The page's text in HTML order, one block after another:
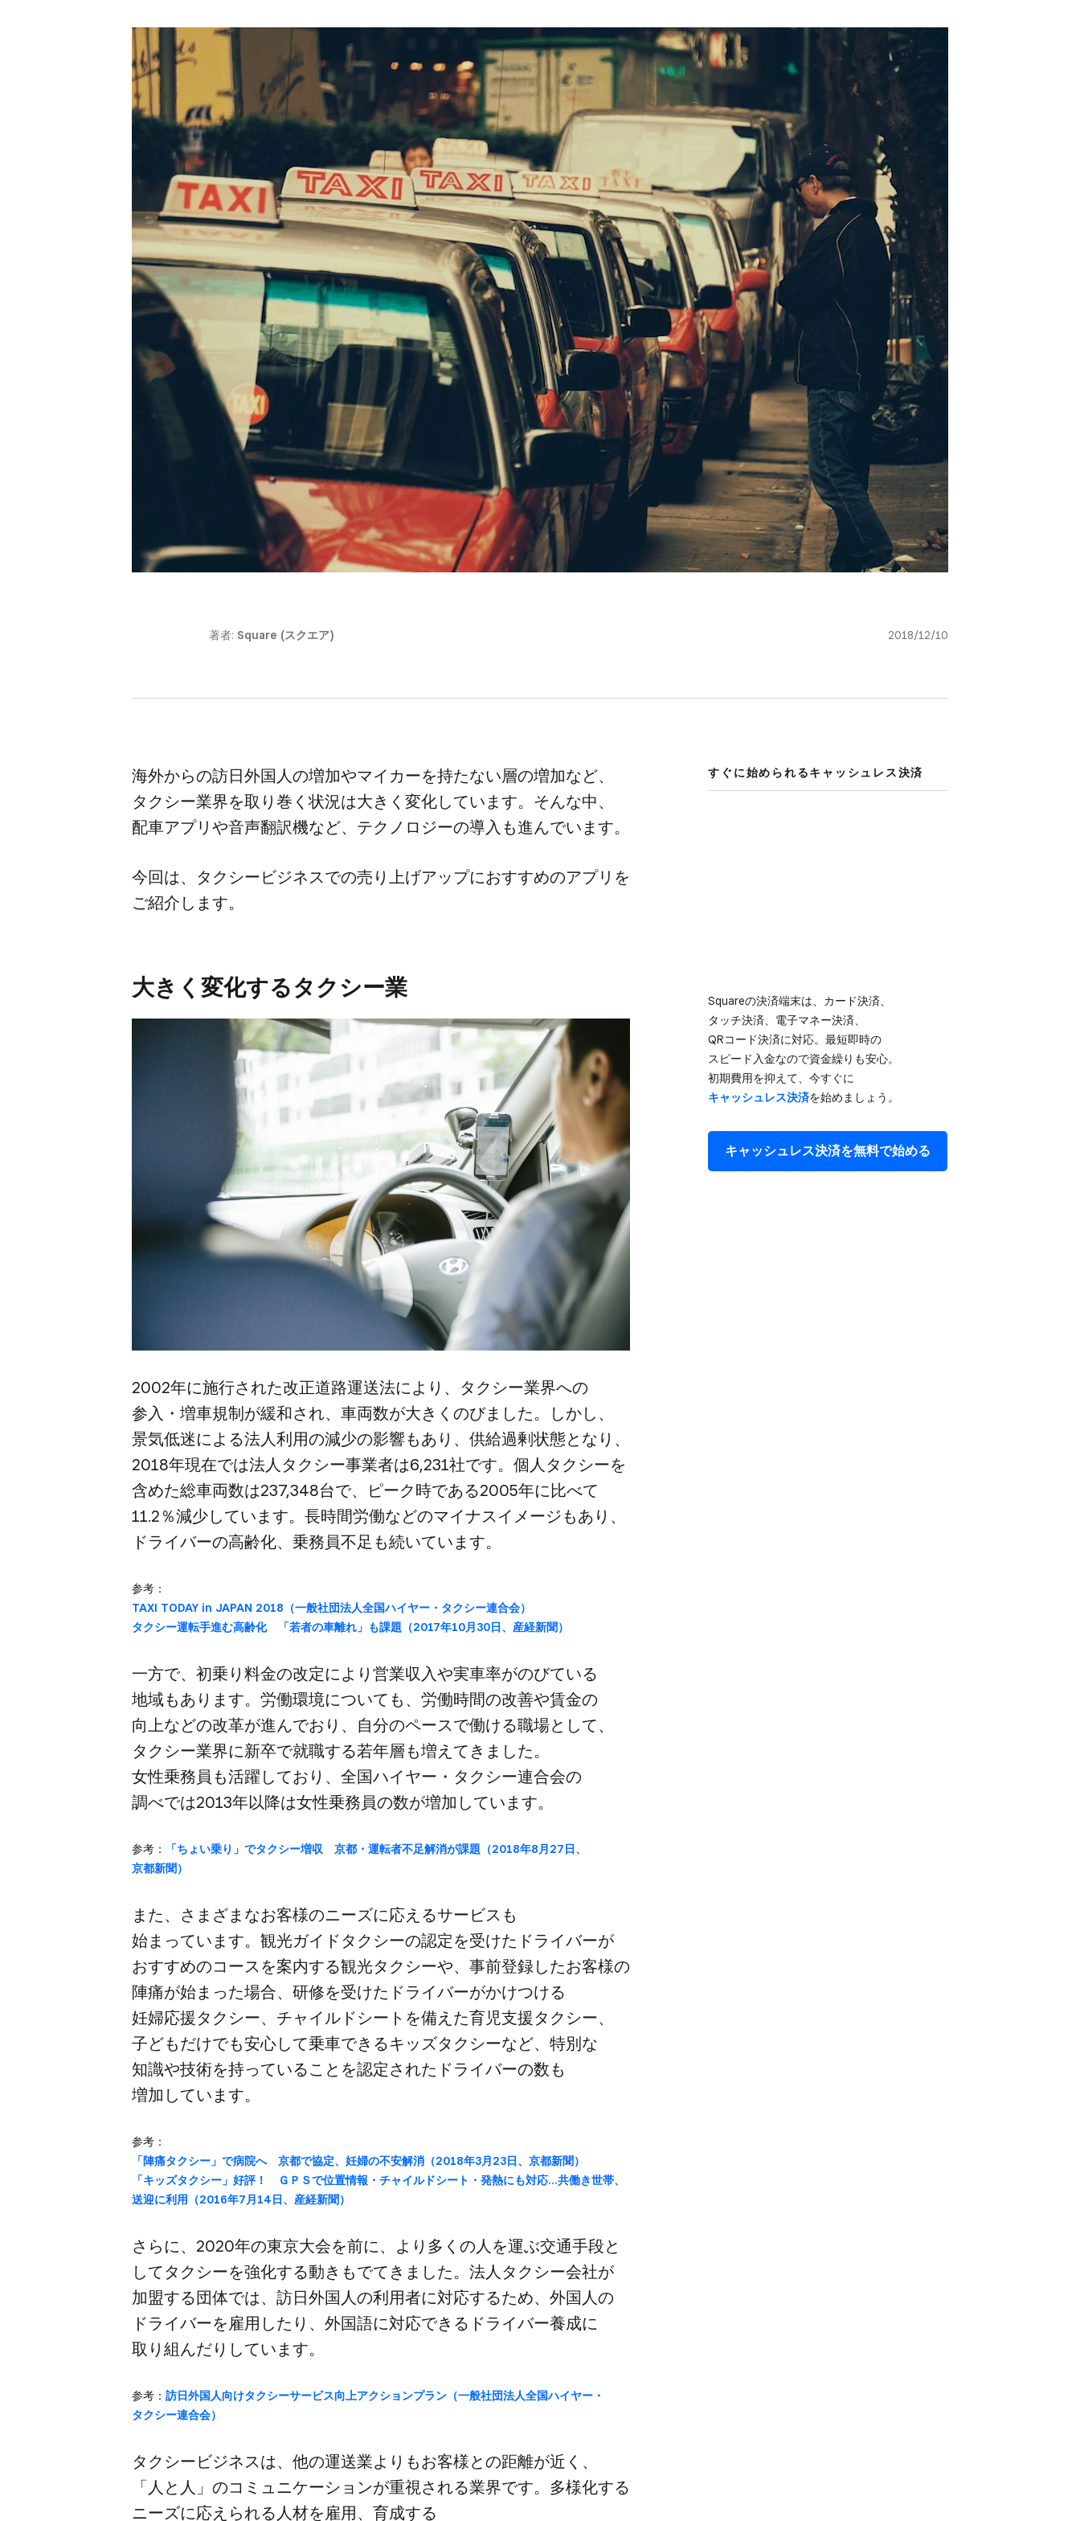
著者: Square (スクエア) 2018/12/10
海外からの​訪日外国人の​増加や​マイカーを​持たない​層の​増加など、​
タクシー業界を​取り巻く​状況は​大きく​変化しています。​そんな​中、​
配車アプリや​音声翻訳機など、​テクノロジーの​導入も​進んでいます。
今回は、​タクシービジネスでの​売り上げアップに​おすすめの​アプリを​
ご紹介します。
大きく​変化する​タクシー業
2002年に​施行された​改正道路運送法に​より、​タクシー業界への​
参入・増車規制が​緩和され、​車両数が​大きくの​びました。​しかし、​
景気低迷に​よる​法人利用の​減少の​影響も​あり、​供給過剰状態と​なり、​
2018年現在では​法人タクシー事業者は​6,231社です。​個人タクシーを​
含めた​総車両数は​237,348台で、​ピーク時である​2005年に​比べて​
11.2％減少しています。​長時間労働などの​マイナスイメージも​あり、​
ドライバーの​高齢化、​乗務員不足も​続いています。
参考：
TAXI TODAY in JAPAN 2018​（一般社団法人全国​ハイヤー・タクシー連合会）
タクシー運転手進む高齢化 ​「若者の​車離れ」も​課題​（2017年10月30日、​産経新聞）
一方で、​初乗り料金の​改定に​より​営業収入や​実車率がの​びている​
地域も​あります。​労働環境に​ついても、​労働時間の​改善や​賃金の​
向上などの​改革が​進んで​おり、​自分の​ペースで​働ける​職場と​して、​
タクシー業界に​新卒で​就職する​若年層も​増えてきました。​
女性乗務員も​活躍しており、​全国​ハイヤー・タクシー連合会の​
調べでは​2013年以降は​女性乗務員の​数が​増加しています。
参考：
​「ちょい​乗り」で​タクシー増収 京都・運転者不足解消が​課題​（2018年8月27日、​
京都新聞）
また、​さまざまな​お客様の​ニーズに​応える​サービスも​
始まっています。​観光ガイドタクシーの​認定を​受けた​ドライバーが​
おすすめの​コースを​案内する​観光タクシーや、​事前登録した​お客様の​
陣痛が​始まった​場合、​研修を​受けた​ドライバーが​かけつける​
妊婦応援タクシー、​チャイルドシートを​備えた​育児支援タクシー、​
子どもだけでも​安心して​乗車できる​キッズタクシーなど、​特別な​
知識や​技術を​持っている​ことを​認定された​ドライバーの​数も​
増加しています。
参考：
​「陣痛タクシー」で​病院へ​ 京都で​協定、​妊婦の​不安解消​（2018年3月23日、​京都新聞）
​「キッズタクシー」​好評！​ ＧＰＳで​位置情報・チャイルドシート・発熱にも​対応…​共働き世帯、​
送迎に​利用​（2016年7月14日、​産経新聞）
さらに、​2020年の​東京大会を​前に、​より​多くの​人を​運ぶ交通手段と​
して​タクシーを​強化する​動きもでてきました。​法人タクシー会社が​
加盟する​団体では、​訪日外国人の​利用者に​対応する​ため、​外国人の​
ドライバーを​雇用したり、​外国語に​対応できる​ドライバー養成に​
取り組んだりしています。
参考： 訪日外国人向けタクシーサービス向上アクションプラン​（一般社団法人全国​ハイヤー・
タクシー連合会）
タクシービジネスは、​他の​運送業よりも​お客様との​距離が​近く、​
「人と​人」の​コミュニケーションが​重視される​業界です。​多様化する​
ニーズに​応えられる​人材を​雇用、​育成する​
すぐに​始められる​キャッシュレス決済
Squareの​決済端末は、​カード決済、​
タッチ決済、​電子マネー決済、​
QRコード決済に​対応。​最短即時の​
スピード入金なので​資金繰りも​安心。​
初期費用を​抑えて、​今すぐに
キャッシュレス決済を​始めましょう。
キャッシュレス決済を​無料で​始める